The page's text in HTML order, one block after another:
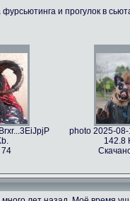
и прогулок в
74
photo 2025-
142.8